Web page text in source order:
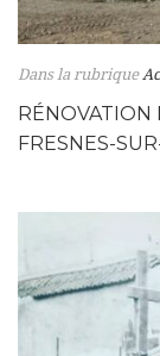
Dans la rubrique
RÉNOVATION
FRESNES-